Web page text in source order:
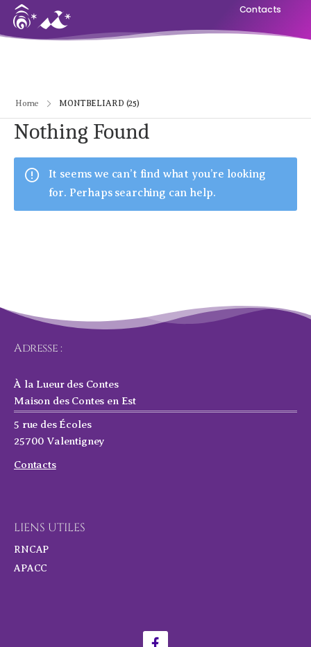
Contacts
Home MONTBELIARD (25)
Nothing Found
It seems we can’t find what you’re looking
for. Perhaps searching can help.
Adresse :
À la Lueur des Contes
Maison des Contes en Est
5 rue des Écoles
25700 Valentigney
Contacts
LIENS UTILES
RNCAP
APACC